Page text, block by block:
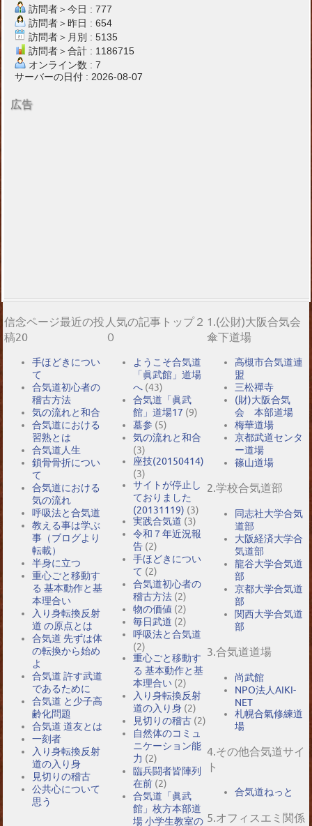
訪問者＞今日 : 777
訪問者＞昨日 : 654
訪問者＞月別 : 5135
訪問者＞合計 : 1186715
オンライン数 : 7
サーバーの日付 : 2026-08-07
広告
信念ページ最近の投
稿20
手ほどきについ
て
合気道初心者の
稽古方法
気の流れと和合
合気道における
習熟とは
合気道人生
鎖骨骨折につい
て
合気道における
気の流れ
呼吸法と合気道
教える事は学ぶ
事（ブログより
転載）
半身に立つ
重心ごと移動す
る 基本動作と基
本理合い
入り身転換反射
道 の原点とは
合気道 先ずは体
の転換から始め
よ
合気道 許す武道
であるために
合気道 と少子高
齢化問題
合気道 道友とは
一刻者
入り身転換反射
道の入り身
見切りの稽古
公共心について
思う
人気の記事トップ２
０
ようこそ合気道
「眞武館」道場
へ (43)
合気道「眞武
館」道場17 (9)
墓参 (5)
気の流れと和合
(3)
座技(20150414)
(3)
サイトが停止し
ておりました
(20131119) (3)
実践合気道 (3)
令和７年近況報
告 (2)
手ほどきについ
て (2)
合気道初心者の
稽古方法 (2)
物の価値 (2)
毎日武道 (2)
呼吸法と合気道
(2)
重心ごと移動す
る 基本動作と基
本理合い (2)
入り身転換反射
道の入り身 (2)
見切りの稽古 (2)
自然体のコミュ
ニケーション能
力 (2)
臨兵闘者皆陣列
在前 (2)
合気道「眞武
館」枚方本部道
場 小学生教室の
1.(公財)大阪合気会
傘下道場
高槻市合気道連
盟
三松禪寺
(財)大阪合気
会 本部道場
梅華道場
京都武道センタ
ー道場
篠山道場
2.学校合気道部
同志社大学合気
道部
大阪経済大学合
気道部
龍谷大学合気道
部
京都大学合気道
部
関西大学合気道
部
3.合気道道場
尚武館
NPO法人AIKI-
NET
札幌合氣修練道
場
4.その他合気道サイ
ト
合気道ねっと
5.オフィスエミ関係